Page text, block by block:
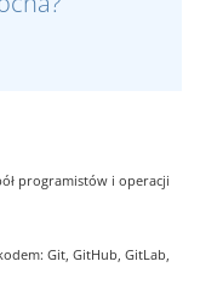
programistów i operacji
Git, GitHub, GitLab,